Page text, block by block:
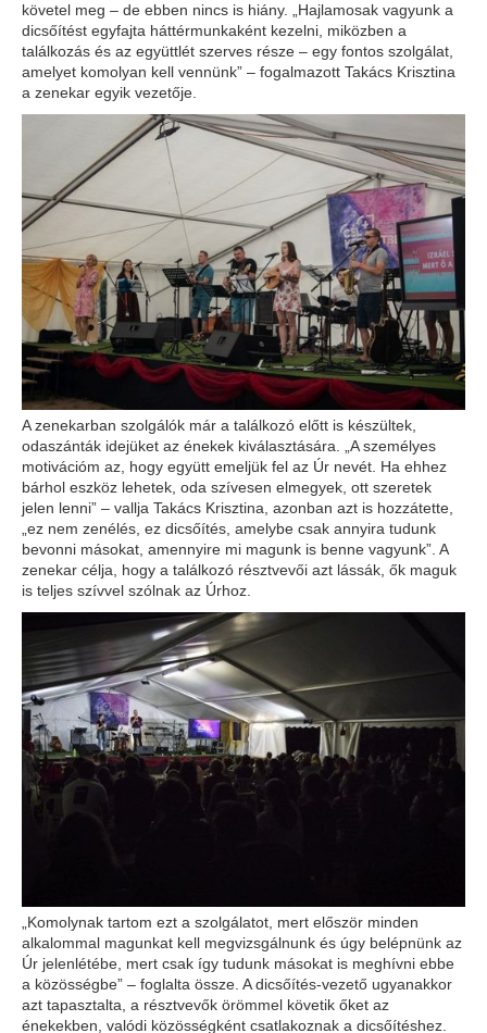
követel meg – de ebben nincs is hiány. „Hajlamosak vagyunk a
dicsőítést egyfajta háttérmunkaként kezelni, miközben a
találkozás és az együttlét szerves része – egy fontos szolgálat,
amelyet komolyan kell vennünk” – fogalmazott Takács Krisztina
a zenekar egyik vezetője.
A zenekarban szolgálók már a találkozó előtt is készültek,
odaszánták idejüket az énekek kiválasztására. „A személyes
motivációm az, hogy együtt emeljük fel az Úr nevét. Ha ehhez
bárhol eszköz lehetek, oda szívesen elmegyek, ott szeretek
jelen lenni” – vallja Takács Krisztina, azonban azt is hozzátette,
„ez nem zenélés, ez dicsőítés, amelybe csak annyira tudunk
bevonni másokat, amennyire mi magunk is benne vagyunk”. A
zenekar célja, hogy a találkozó résztvevői azt lássák, ők maguk
is teljes szívvel szólnak az Úrhoz.
„Komolynak tartom ezt a szolgálatot, mert először minden
alkalommal magunkat kell megvizsgálnunk és úgy belépnünk az
Úr jelenlétébe, mert csak így tudunk másokat is meghívni ebbe
a közösségbe” – foglalta össze. A dicsőítés-vezető ugyanakkor
azt tapasztalta, a résztvevők örömmel követik őket az
énekekben, valódi közösségként csatlakoznak a dicsőítéshez.